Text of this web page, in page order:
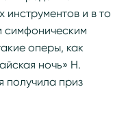
инструментов и в то
оперы, как
ночь» Н.
получила приз